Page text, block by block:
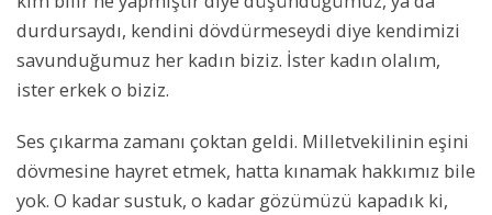
durdursaydı, kendini dövdürmeseydi diye kendimizi
savunduğumuz her kadın biziz. İster kadın olalım,
ister erkek o biziz.
Ses çıkarma zamanı çoktan geldi. Milletvekilinin eşini
dövmesine hayret etmek, hatta kınamak hakkımız bile
yok. O kadar sustuk, o kadar gözümüzü kapadık ki,